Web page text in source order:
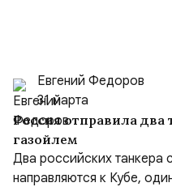
Евгений Федоров
31 марта
Россия отправила два
газойлем
Два российских танкера
направляются к Кубе,